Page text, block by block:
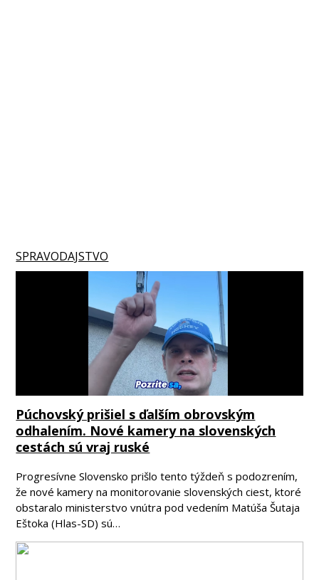
SPRAVODAJSTVO
Púchovský prišiel s ďalším obrovským
odhalením. Nové kamery na slovenských
cestách sú vraj ruské
Progresívne Slovensko prišlo tento týždeň s podozrením,
že nové kamery na monitorovanie slovenských ciest, ktoré
obstaralo ministerstvo vnútra pod vedením Matúša Šutaja
Eštoka (Hlas-SD) sú…